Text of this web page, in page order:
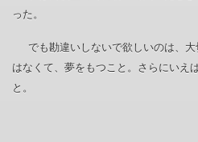
った。
でも勘違いしないで欲しいのは、
はなくて、夢をもつこと。さらにいえ
と。